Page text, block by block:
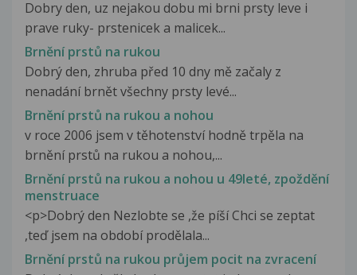
Dobry den, uz nejakou dobu mi brni prsty leve i
prave ruky- prstenicek a malicek...
Brnění prstů na rukou
Dobrý den, zhruba před 10 dny mě začaly z
nenadání brnět všechny prsty levé...
Brnění prstů na rukou a nohou
v roce 2006 jsem v těhotenství hodně trpěla na
brnění prstů na rukou a nohou,...
Brnění prstů na rukou a nohou u 49leté, zpoždění
menstruace
<p>Dobrý den Nezlobte se ,že píší Chci se zeptat
,teď jsem na období prodělala...
Brnění prstů na rukou průjem pocit na zvracení